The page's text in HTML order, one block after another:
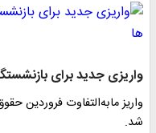
واریزی جدید برای
واریز مابه‌التفاوت‌ فروردین
شد.